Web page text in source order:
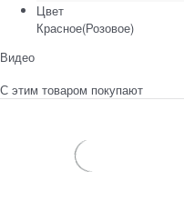
Цвет
Красное(Розовое)
Видео
С этим товаром покупают